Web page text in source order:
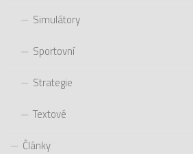
Simulátory
Sportovní
Strategie
Textové
Články